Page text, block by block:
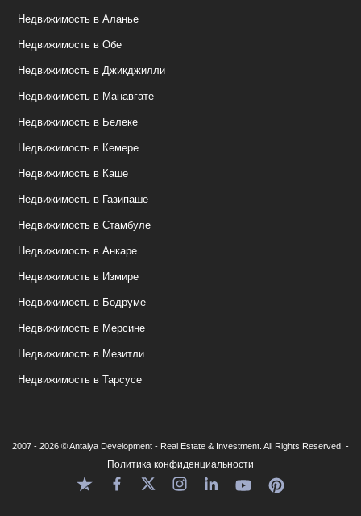
Недвижимость в Аланье
Недвижимость в Обе
Недвижимость в Джикджилли
Недвижимость в Манавгате
Недвижимость в Белеке
Недвижимость в Кемере
Недвижимость в Каше
Недвижимость в Газипаше
Недвижимость в Стамбуле
Недвижимость в Анкаре
Недвижимость в Измире
Недвижимость в Бодруме
Недвижимость в Мерсине
Недвижимость в Мезитли
Недвижимость в Тарсусе
2007 - 2026 © Antalya Development - Real Estate & Investment. All Rights Reserved. -
Политика конфиденциальности